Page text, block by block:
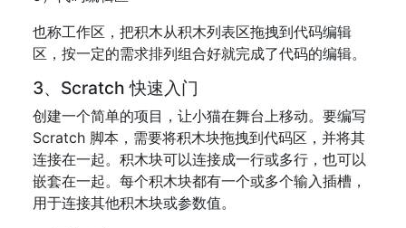
也称工作区，把积木从积木列表区拖拽到代码编辑
区，按一定的需求排列组合好就完成了代码的编辑。
3、Scratch 快速入门
创建一个简单的项目，让小猫在舞台上移动。要编写
Scratch 脚本，需要将积木块拖拽到代码区，并将其
连接在一起。积木块可以连接成一行或多行，也可以
嵌套在一起。每个积木块都有一个或多个输入插槽，
用于连接其他积木块或参数值。